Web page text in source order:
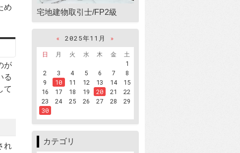
め
が
る
て
れ
宅地建物取引士/FP2級
« 2025年11月
»
日
月 火 水 木 金
土
1
2
3 4 5 6 7
8
9
10 11 12 13 14
15
16
17 18 19 20 21
22
23
24 25 26 27 28
29
30
カテゴリ